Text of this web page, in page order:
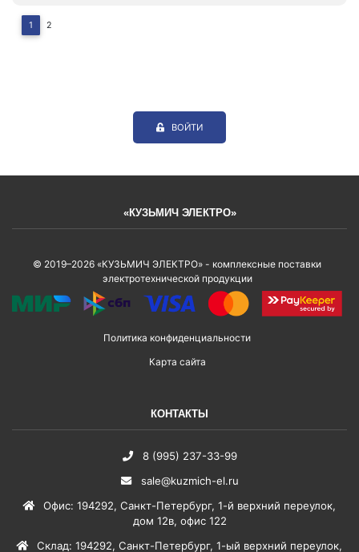
1 2
ВОЙТИ
«КУЗЬМИЧ ЭЛЕКТРО»
© 2019–2026 «КУЗЬМИЧ ЭЛЕКТРО» - комплексные поставки
электротехнической продукции
Политика конфиденциальности
Карта сайта
КОНТАКТЫ
8 (995) 237-33-99
sale@kuzmich-el.ru
Офис: 194292, Санкт-Петербург, 1-й верхний переулок,
дом 12в, офис 122
Склад: 194292, Санкт-Петербург, 1-ый верхний переулок,